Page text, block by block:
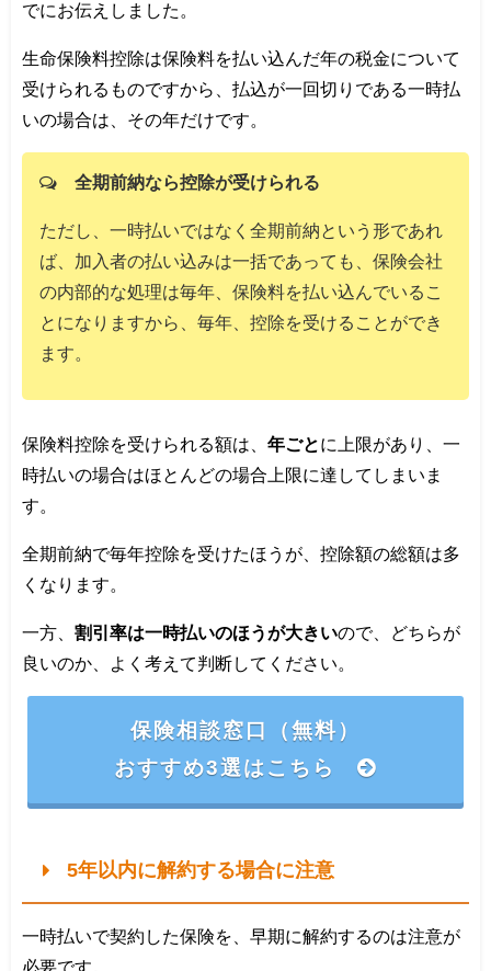
でにお伝えしました。
生命保険料控除は保険料を払い込んだ年の税金について
受けられるものですから、払込が一回切りである一時払
いの場合は、その年だけです。
全期前納なら控除が受けられる
ただし、一時払いではなく全期前納という形であれ
ば、加入者の払い込みは一括であっても、保険会社
の内部的な処理は毎年、保険料を払い込んでいるこ
とになりますから、毎年、控除を受けることができ
ます。
保険料控除を受けられる額は、 年ごとに上限があり、一
時払いの場合はほとんどの場合上限に達してしまいま
す。
全期前納で毎年控除を受けたほうが、控除額の総額は多
くなります。
一方、 割引率は一時払いのほうが大きいので、どちらが
良いのか、よく考えて判断してください。
保険相談窓口（無料）
おすすめ3選はこちら
5年以内に解約する場合に注意
一時払いで契約した保険を、早期に解約するのは注意が
必要です。